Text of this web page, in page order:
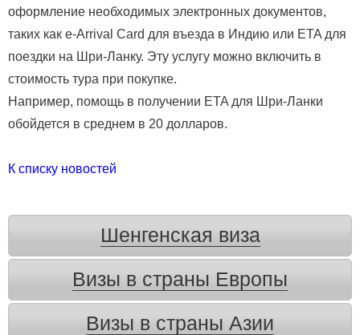
оформление необходимых электронных документов,
таких как e-Arrival Card для въезда в Индию или ETA для
поездки на Шри-Ланку. Эту услугу можно включить в
стоимость тура при покупке.
Например, помощь в получении ETA для Шри-Ланки
обойдется в среднем в 20 долларов.
К списку новостей
Шенгенская виза
Визы в страны Европы
Визы в страны Азии